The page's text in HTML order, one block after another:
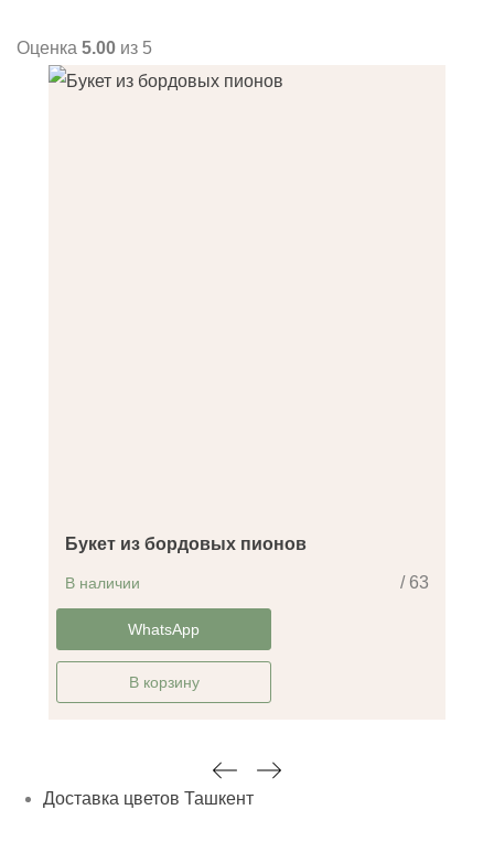
Оценка 5.00 из 5
Букет из бордовых пионов
/ 63
В наличии
-30%WhatsApp
В корзину
Доставка цветов Ташкент